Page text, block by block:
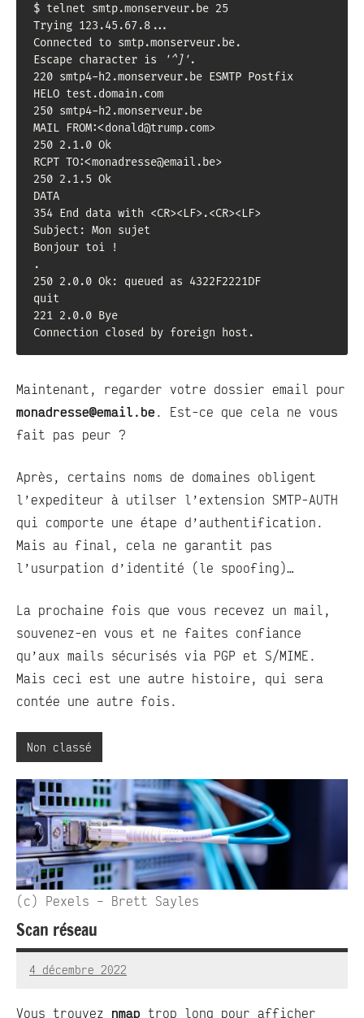
$ telnet smtp.monserveur.be 25
Trying 123.45.67.8...
Connected to smtp.monserveur.be.
Escape character is
'^]'.
220 smtp4-h2.monserveur.be ESMTP Postfix
HELO test.domain.com
250 smtp4-h2.monserveur.be
MAIL FROM:<donald@trump.com>
250 2.1.0 Ok
RCPT TO:<monadresse@email.be>
250 2.1.5 Ok
DATA
354 End data with <CR><LF>.<CR><LF>
Subject: Mon sujet
Bonjour toi !
.
250 2.0.0 Ok: queued as 4322F2221DF
quit
221 2.0.0 Bye
Connection closed by foreign host.
Maintenant, regarder votre dossier email pour
monadresse@email.be. Est-ce que cela ne vous
fait pas peur ?
Après, certains noms de domaines obligent
l’expediteur à utilser l’extension SMTP-AUTH
qui comporte une étape d’authentification.
Mais au final, cela ne garantit pas
l’usurpation d’identité (le spoofing)…
La prochaine fois que vous recevez un mail,
souvenez-en vous et ne faites confiance
qu’aux mails sécurisés via PGP et S/MIME.
Mais ceci est une autre histoire, qui sera
contée une autre fois.
Non classé
(c) Pexels – Brett Sayles
Scan réseau
4 décembre 2022
RedBug
Aucun
Vous trouvez nmap trop long pour afficher